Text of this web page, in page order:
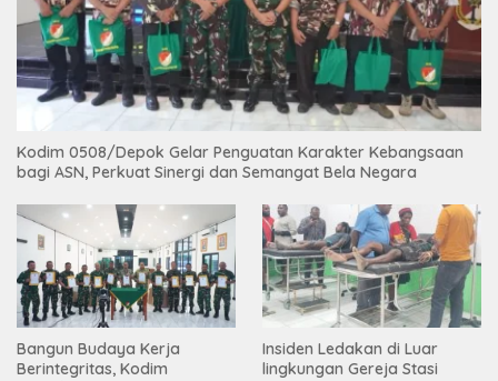
Kodim 0508/Depok Gelar Penguatan Karakter Kebangsaan
bagi ASN, Perkuat Sinergi dan Semangat Bela Negara
Bangun Budaya Kerja
Berintegritas, Kodim
Insiden Ledakan di Luar
lingkungan Gereja Stasi